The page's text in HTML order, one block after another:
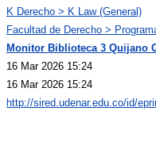
K Derecho > K Law (General)
Facultad de Derecho >
Monitor Biblioteca 3 Quijano
16 Mar 2026 15:24
16 Mar 2026 15:24
http://sired.udenar.edu.co/id/